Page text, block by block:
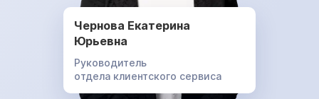
Чернова Екатерина
Юрьевна
Руководитель
отдела клиентского сервиса